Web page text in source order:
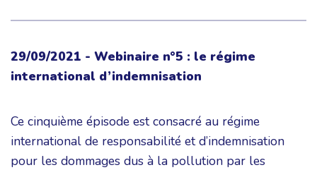
29/09/2021 - Webinaire n°5 : le régime
international d’indemnisation
Ce cinquième épisode est consacré au régime
international de responsabilité et d’indemnisation
pour les dommages dus à la pollution par les